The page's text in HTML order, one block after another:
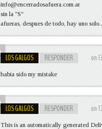
info@encerradosafuera.com.ar
sin la "S"
afueras, despues de todo, hay uno
LOS GALGOS RESPONDER on
habia sido my mistake
LOS GALGOS RESPONDER on
This is an automatically generated